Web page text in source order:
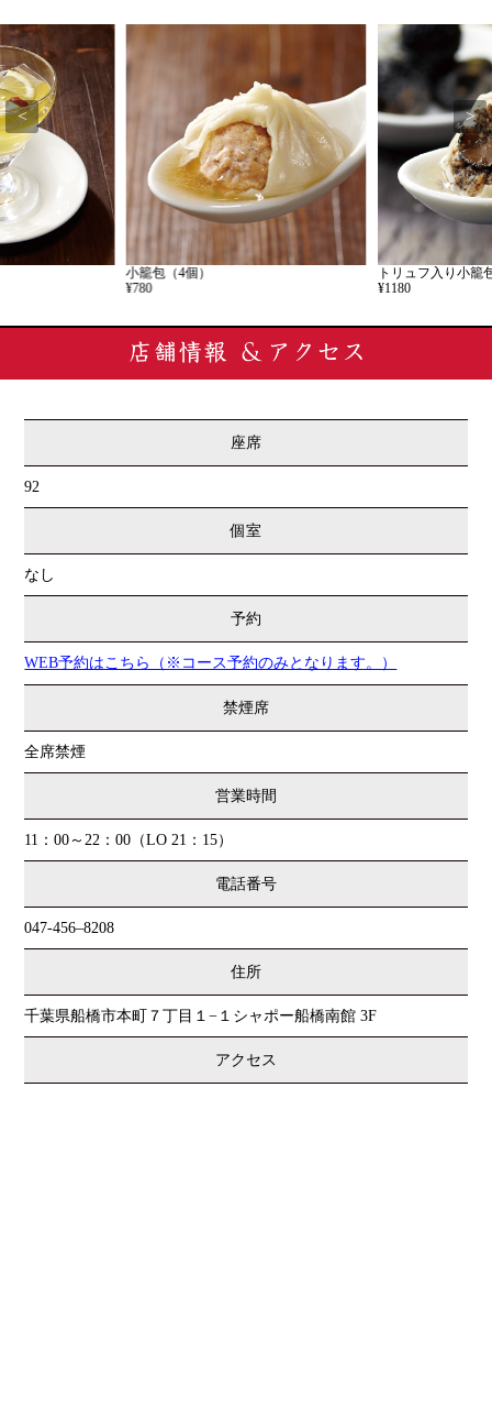
小籠包（4個）
¥780
トリュフ入り小籠
¥1180
< >
座席
92
個室
なし
予約
WEB予約はこちら（※コース予約のみとなります。）
禁煙席
全席禁煙
営業時間
11：00～22：00（LO 21：15）
電話番号
047-456–8208
住所
千葉県船橋市本町７丁目１−１シャポー船橋南館 3F
アクセス